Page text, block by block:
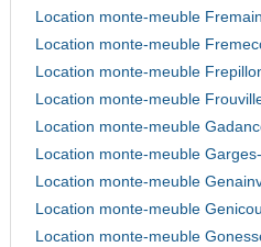
Location monte-meuble
Location monte-meuble
Location monte-meuble
Location monte-meuble
Location monte-meuble
Location monte-meuble
Location monte-meuble
Location monte-meuble
Location monte-meuble